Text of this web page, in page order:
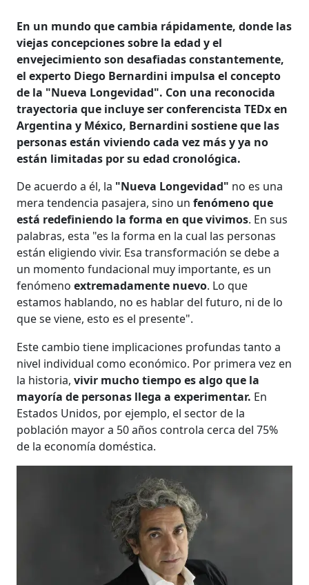
En un mundo que cambia rápidamente, donde las
viejas concepciones sobre la edad y el
envejecimiento son desafiadas constantemente,
el experto Diego Bernardini impulsa el concepto
de la "Nueva Longevidad". Con una reconocida
trayectoria que incluye ser conferencista TEDx en
Argentina y México, Bernardini sostiene que las
personas están viviendo cada vez más y ya no
están limitadas por su edad cronológica.
De acuerdo a él, la "Nueva Longevidad" no es una
mera tendencia pasajera, sino unfenómeno que
está redefiniendo la forma en que vivimos. En sus
palabras, esta "es la forma en la cual las personas
están eligiendo vivir. Esa transformación se debe a
un momento fundacional muy importante, es un
fenómenoextremadamente nuevo. Lo que
estamos hablando, no es hablar del futuro, ni de lo
que se viene, esto es el presente".
Este cambio tiene implicaciones profundas tanto a
nivel individual como económico. Por primera vez en
la historia, vivir mucho tiempo es algo que la
mayoría de personas llega a experimentar. En
Estados Unidos, por ejemplo, el sector de la
población mayor a 50 años controla cerca del 75%
de la economía doméstica.